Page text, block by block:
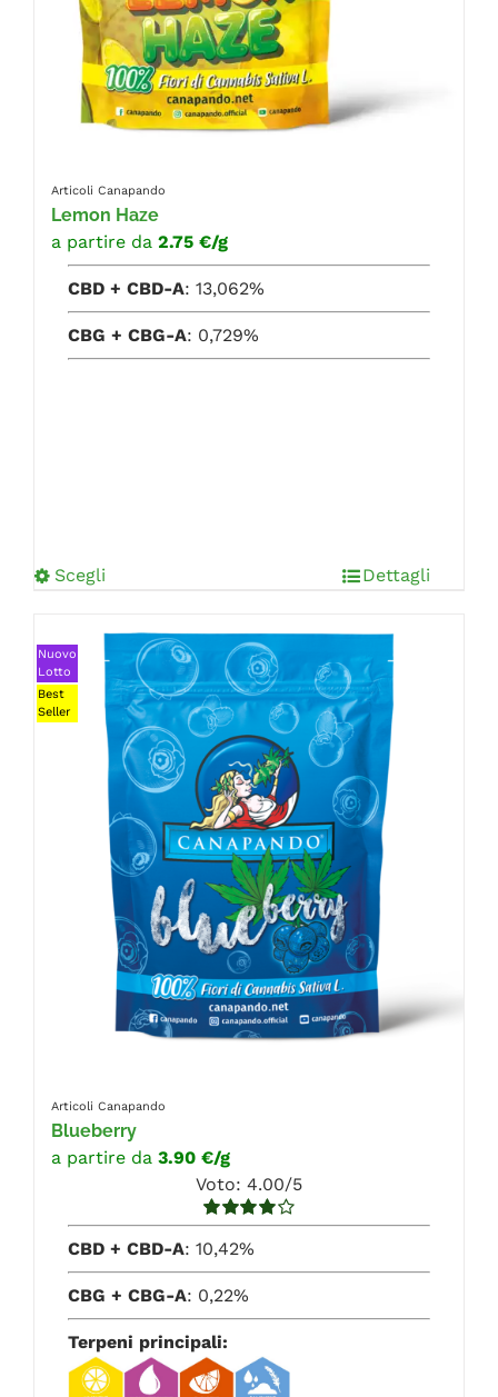
Articoli Canapando
Lemon Haze
a partire da 2.75 €/g
CBD + CBD-A: 13,062%
CBG + CBG-A: 0,729%
Scegli Dettagli
Nuovo
Lotto
Best
Seller
Articoli Canapando
Blueberry
a partire da 3.90 €/g
Voto: 4.00/5
4.00su 5
CBD + CBD-A: 10,42%
CBG + CBG-A: 0,22%
Terpeni principali: